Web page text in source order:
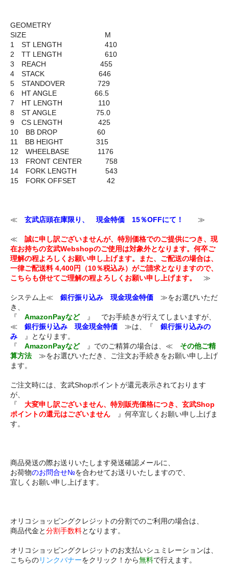
GEOMETRY
SIZE M
1 ST LENGTH 410
2 TT LENGTH 610
3 REACH 455
4 STACK 646
5 STANDOVER 729
6 HT ANGLE 66.5
7 HT LENGTH 110
8 ST ANGLE 75.0
9 CS LENGTH 425
10 BB DROP 60
11 BB HEIGHT 315
12 WHEELBASE 1176
13 FRONT CENTER 758
14 FORK LENGTH 543
15 FORK OFFSET 42
≪ 玄武店頭在庫限り、 現金特価 15％OFFにて！ ≫
≪ 誠に申し訳ございませんが、特別価格でのご提供につき、現
在お持ちの玄武Webshopのご使用は対象外となります。何卒ご
理解の程よろしくお願い申し上げます。また、ご配送の場合は、
一律ご配送料 4,400円（10％税込み）がご請求となりますので、
こちらも併せてご理解の程よろしくお願い申し上げます。 ≫
システム上≪ 銀行振り込み 現金現金特価 ≫をお選びいただ
き、
『 AmazonPayなど』 でお手続きが行えてしまいますが、
≪ 銀行振り込み 現金現金特価 ≫は、『 銀行振り込みの
み 』となります。
『 AmazonPayなど』でのご精算の場合は、≪ その他ご精
算方法 ≫をお選びいただき、ご注文お手続きをお願い申し上げ
ます。
ご注文時には、玄武Shopポイントが還元表示されております
が、
『 大変申し訳ございません、特別販売価格につき、玄武Shop
ポイントの還元はございません 』何卒宜しくお願い申し上げま
す。
商品発送の際お送りいたします発送確認メールに、
お荷物のお問合せ№を合わせてお送りいたしますので、
宜しくお願い申し上げます。
オリコショッピングクレジットの分割でのご利用の場合は、
商品代金と分割手数料となります。
オリコショッピングクレジットのお支払いシュミレーションは、
こちらのリンクバナーをクリック！から無料で行えます。